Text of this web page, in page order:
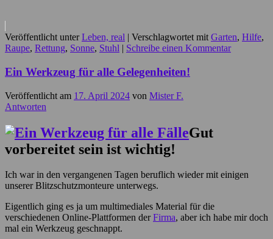
Veröffentlicht unter Leben, real | Verschlagwortet mit Garten, Hilfe,
Raupe, Rettung, Sonne, Stuhl | Schreibe einen Kommentar
Ein Werkzeug für alle Gelegenheiten!
Veröffentlicht am 17. April 2024 von Mister F.
Antworten
Gut
vorbereitet sein ist wichtig!
Ich war in den vergangenen Tagen beruflich wieder mit einigen
unserer Blitzschutzmonteure unterwegs.
Eigentlich ging es ja um multimediales Material für die
verschiedenen Online-Plattformen derFirma, aber ich habe mir doch
mal ein Werkzeug geschnappt.